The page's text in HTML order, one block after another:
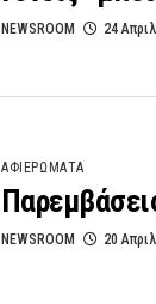
NEWSROOM 24
ΑΦΙΕΡΩΜΑΤΑ
NEWSROOM 20